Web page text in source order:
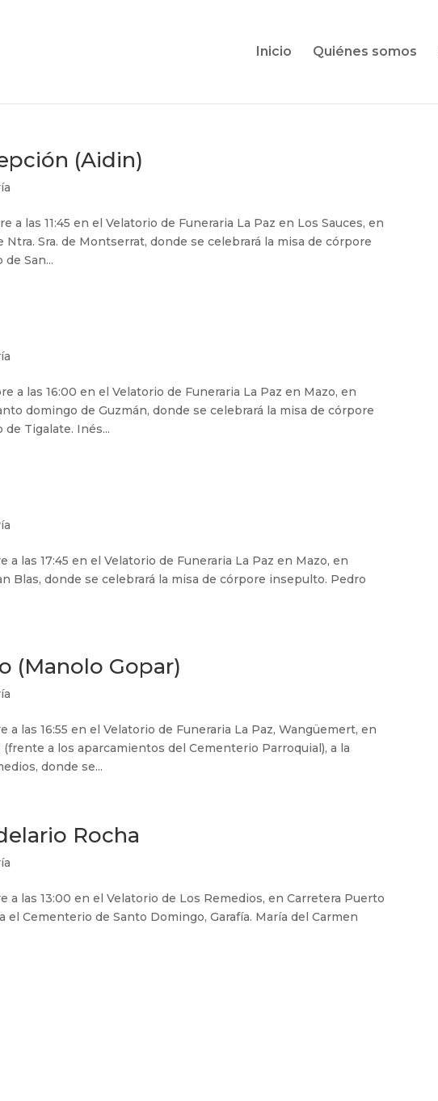
Inicio Quiénes somos
(Aidin)
a las 11:45 en el Velatorio de Funeraria La Paz en Los Sauces, en
Sra. de Montserrat, donde se celebrará la misa de córpore
San...
a las 16:00 en el Velatorio de Funeraria La Paz en Mazo, en
domingo de Guzmán, donde se celebrará la misa de córpore
Tigalate. Inés...
las 17:45 en el Velatorio de Funeraria La Paz en Mazo, en
Blas, donde se celebrará la misa de córpore insepulto. Pedro
(Manolo Gopar)
las 16:55 en el Velatorio de Funeraria La Paz, Wangüemert, en
a los aparcamientos del Cementerio Parroquial), a la
donde se...
Rocha
a las 13:00 en el Velatorio de Los Remedios, en Carretera Puerto
el Cementerio de Santo Domingo, Garafía. María del Carmen